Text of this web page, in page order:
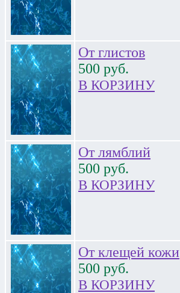
От глистов
500 руб.
В КОРЗИНУ
От лямблий
500 руб.
В КОРЗИНУ
От клещей кожи
500 руб.
В КОРЗИНУ